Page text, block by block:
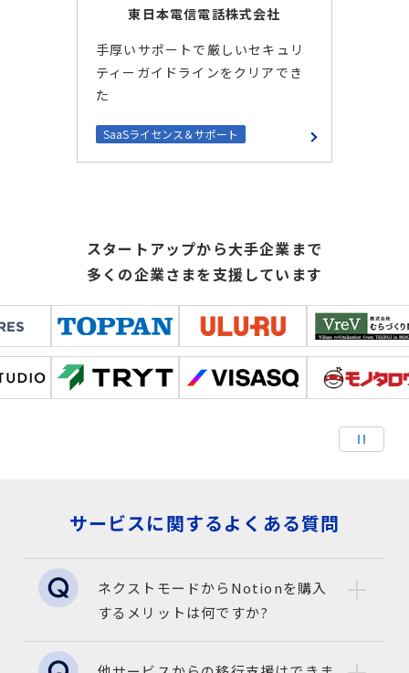
東日本電信電話株式会社
手厚いサポートで厳しいセキュリ
ティーガイドラインをクリアでき
た
SaaSライセンス＆サポート
スタートアップから大手企業まで
多くの企業さまを支援しています
サービスに関するよくある質問
ネクストモードからNotionを購入
するメリットは何ですか?